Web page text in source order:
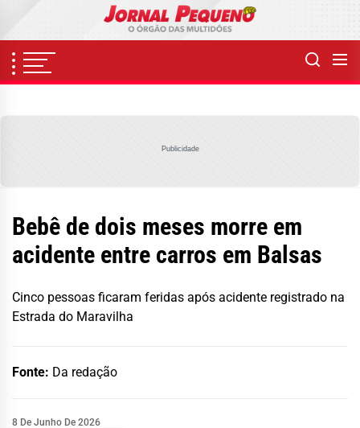
content
Publicidade
Bebê de dois meses morre em
acidente entre carros em Balsas
Cinco pessoas ficaram feridas após acidente registrado na
Estrada do Maravilha
Fonte: Da redação
8 De Junho De 2026